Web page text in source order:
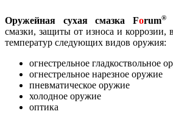
Оружейная сухая смазка Forum®
смазки, защиты от износа и коррозии,
температур следующих видов оружия:
огнестрельное гладкоствольное
огнестрельное нарезное оружие
пневматическое оружие
холодное оружие
оптика